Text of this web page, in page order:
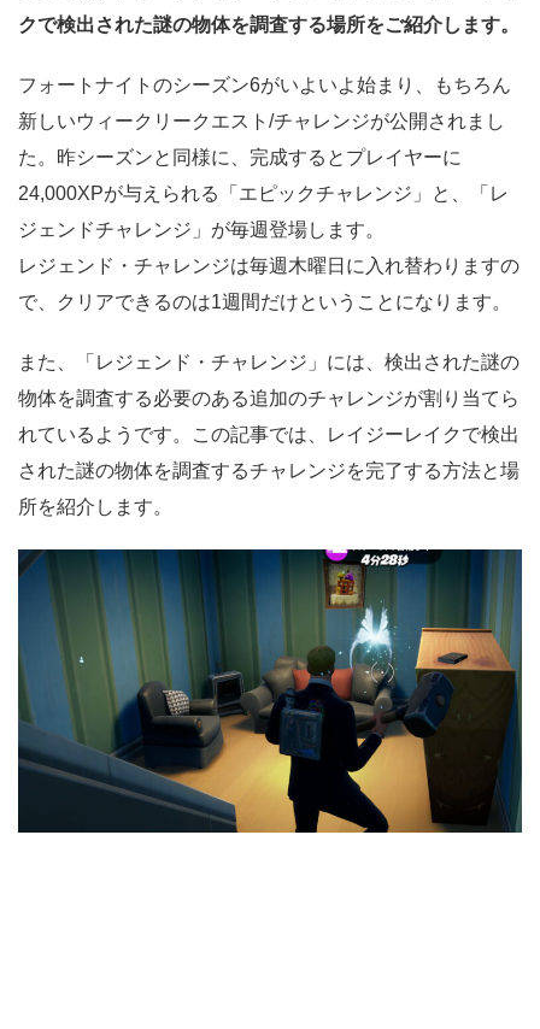
クで検出された謎の物体を調査する場所をご紹介します。
フォートナイトのシーズン6がいよいよ始まり、もちろん
新しいウィークリークエスト/チャレンジが公開されまし
た。昨シーズンと同様に、完成するとプレイヤーに
24,000XPが与えられる「エピックチャレンジ」と、「レ
ジェンドチャレンジ」が毎週登場します。
レジェンド・チャレンジは毎週木曜日に入れ替わりますの
で、クリアできるのは1週間だけということになります。
また、「レジェンド・チャレンジ」には、検出された謎の
物体を調査する必要のある追加のチャレンジが割り当てら
れているようです。この記事では、レイジーレイクで検出
された謎の物体を調査するチャレンジを完了する方法と場
所を紹介します。